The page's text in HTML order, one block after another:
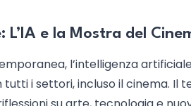
L’IA e la Mostra del
l’intelligenza
i settori, incluso il cinema. Il